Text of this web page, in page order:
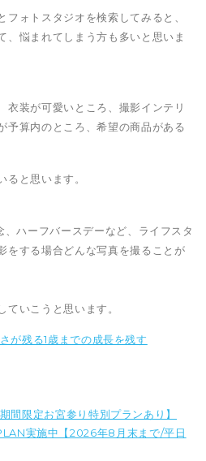
ォトスタジオを検索してみると、
、悩まれてしまう方も多いと思いま
衣装が可愛いところ、撮影インテリ
予算内のところ、希望の商品がある
ると思います。
ハーフバースデーなど、ライフスタ
をする場合どんな写真を撮ることが
いこうと思います。
が残る1歳までの成長を残す
間限定お宮参り特別プランあり】
実施中【2026年8月末まで/平日